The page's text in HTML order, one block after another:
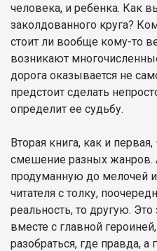
человека, и ребенка. Как
заколдованного круга?
стоит ли вообще кому-то
возникают
дорога оказывается не
предстоит сделать
определит ее судьбу.
Вторая книга, как и
смешение разных жанров.
продуманную до мелочей
читателя с толку,
реальность, то другую. Это
вместе с главной
разобраться, где правда,